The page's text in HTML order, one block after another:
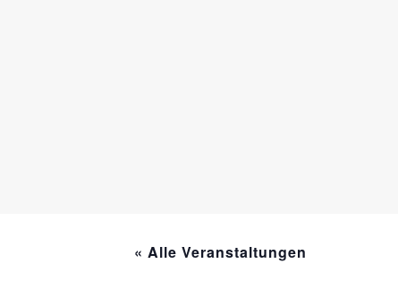
« Alle Veranstaltungen